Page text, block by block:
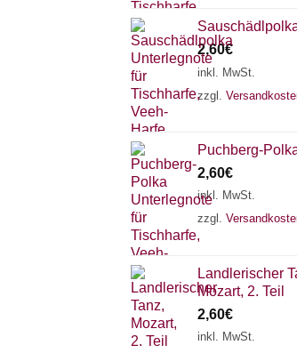
2,60€
inkl. MwSt.
zzgl.
Puchberg-
2,60€
inkl. MwSt.
zzgl.
Landlerischer
Mozart, 2. Teil
2,60€
inkl. MwSt.